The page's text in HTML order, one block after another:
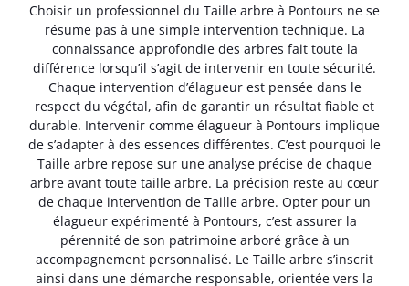
Choisir un professionnel du Taille arbre à Pontours ne se
résume pas à une simple intervention technique. La
connaissance approfondie des arbres fait toute la
différence lorsqu’il s’agit de intervenir en toute sécurité.
Chaque intervention d’élagueur est pensée dans le
respect du végétal, afin de garantir un résultat fiable et
durable. Intervenir comme élagueur à Pontours implique
de s’adapter à des essences différentes. C’est pourquoi le
Taille arbre repose sur une analyse précise de chaque
arbre avant toute taille arbre. La précision reste au cœur
de chaque intervention de Taille arbre. Opter pour un
élagueur expérimenté à Pontours, c’est assurer la
pérennité de son patrimoine arboré grâce à un
accompagnement personnalisé. Le Taille arbre s’inscrit
ainsi dans une démarche responsable, orientée vers la